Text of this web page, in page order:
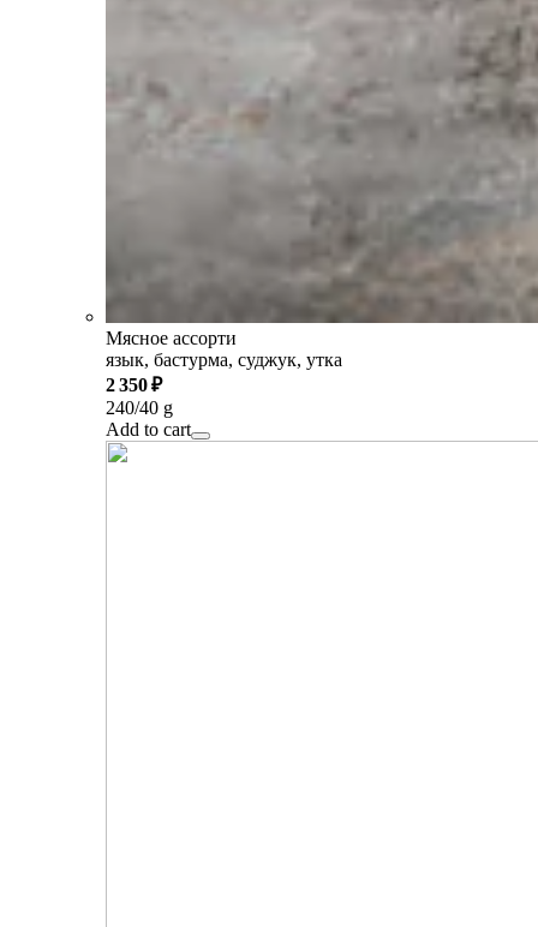
Мясное ассорти
язык, бастурма, суджук, утка
2 350 ₽
240/40 g
Add to cart